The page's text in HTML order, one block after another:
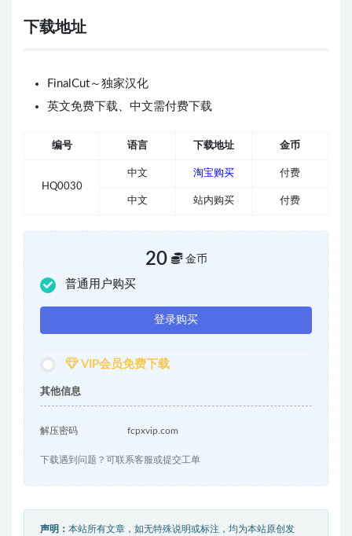
下载地址
FinalCut～独家汉化
英文免费下载、中文需付费下载
编号 语言 下载地址 金币
HQ0030
中文 淘宝购买 付费
中文 站内购买 付费
20 金币
普通用户购买
登录购买
VIP会员免费下载
其他信息
解压密码 fcpxvip.com
下载遇到问题？可联系客服或提交工单
声明： 本站所有文章，如无特殊说明或标注，均为本站原创发